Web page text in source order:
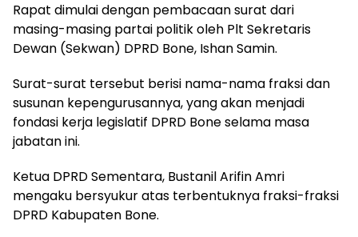
Rapat dimulai dengan pembacaan surat dari
masing-masing partai politik oleh Plt Sekretaris
Dewan (Sekwan) DPRD Bone, Ishan Samin.
Surat-surat tersebut berisi nama-nama fraksi dan
susunan kepengurusannya, yang akan menjadi
fondasi kerja legislatif DPRD Bone selama masa
jabatan ini.
Ketua DPRD Sementara, Bustanil Arifin Amri
mengaku bersyukur atas terbentuknya fraksi-fraksi
DPRD Kabupaten Bone.